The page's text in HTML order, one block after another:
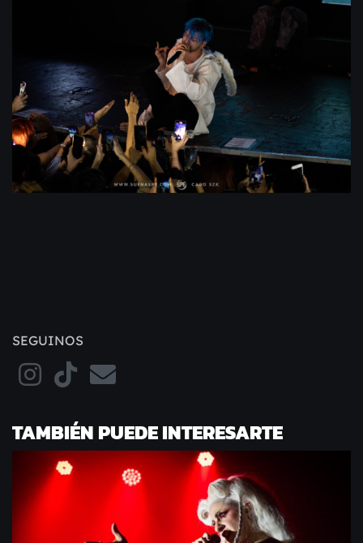
SEGUINOS
TAMBIÉN PUEDE INTERESARTE